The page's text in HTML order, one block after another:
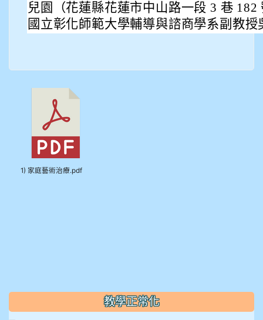
908彭主豪
909林玉楓
909林朝智
910謝尚橙
910呂芃澔
兒園（花蓮縣花蓮市中山路一段 3 巷
國立彰化師範大學輔導與諮商學系副教
1) 家庭藝術治療.pdf
教學正常化